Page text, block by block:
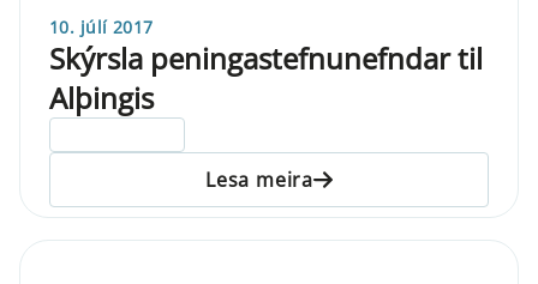
10. júlí 2017
Skýrsla peningastefnunefndar til
Alþingis
Lesa meira